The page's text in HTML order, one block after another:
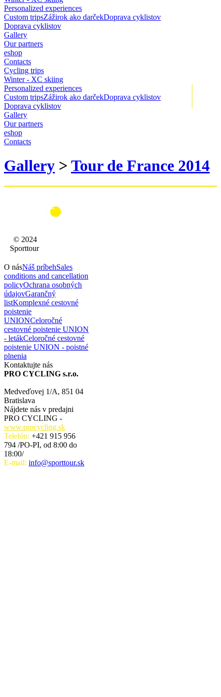
Personalized experiences
Custom tripsZážirok ako darčekDoprava cyklistov
Doprava cyklistov
Gallery
Our partners
eshop
Contacts
Cycling trips
Winter - XC skiing
Personalized experiences
Custom tripsZážirok ako darčekDoprava cyklistov
Doprava cyklistov
Gallery
Our partners
eshop
Contacts
Gallery > Tour de France 2014
© 2024
Sporttour
O násNáš príbehSales
conditions and cancellation
policyOchrana osobných
údajovGarančný
listKomplexné cestovné
poistenie
UNIONCeloročné
cestovné poistenie UNION
- letákCeloročné cestovné
poistenie UNION - poistné
plnenia
Kontaktujte nás
PRO CYCLING s.r.o.
Medveďovej 1/A, 851 04
Bratislava
Nájdete nás v predajni
PRO CYCLING -
www.procycling.sk
Telefón: +421 915 956
794 /PO-PI, od 8:00 do
18:00/
E-mail: info@sporttour.sk